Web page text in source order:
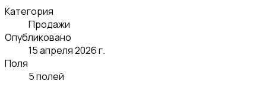
Категория
Продажи
Опубликовано
15 апреля 2026 г.
Поля
5 полей